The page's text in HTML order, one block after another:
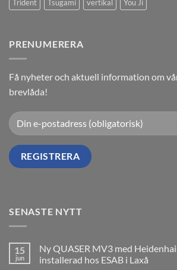
Trident
Tsugami vertikal You Ji
PRENUMERERA
Få nyheter och aktuell information om
brevlåda!
SENASTE NYTT
15
jun
Ny QUASER MV3 med
installerad hos ESAB i Laxå